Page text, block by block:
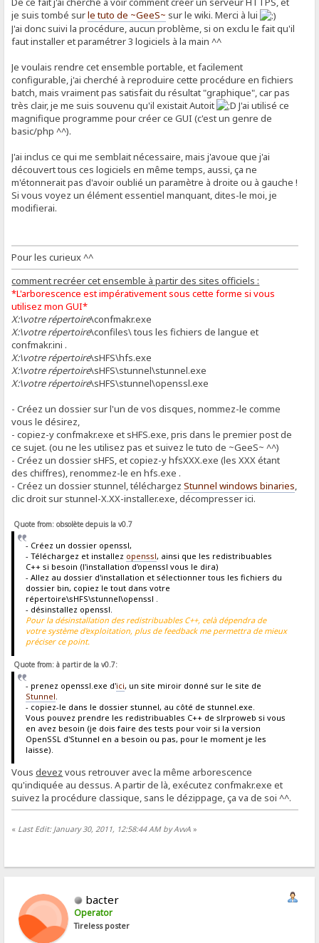
je suis tombé surle tuto de ~GeeS~ sur le wiki. Merci à lui
J'ai donc suivi la procédure, aucun problème, si on exclu le fait qu'il
faut installer et paramétrer 3 logiciels à la main ^^
Je voulais rendre cet ensemble portable, et facilement
configurable, j'ai cherché à reproduire cette procédure en fichiers
batch, mais vraiment pas satisfait du résultat "graphique", car pas
très clair, je me suis souvenu qu'il existait Autoit
J'ai utilisé ce
magnifique programme pour créer ce GUI (c'est un genre de
basic/php ^^).
J'ai inclus ce qui me semblait nécessaire, mais j'avoue que j'ai
découvert tous ces logiciels en même temps, aussi, ça ne
m'étonnerait pas d'avoir oublié un paramètre à droite ou à gauche !
Si vous voyez un élément essentiel manquant, dites-le moi, je
modifierai.
Pour les curieux ^^
comment recréer cet ensemble à partir des sites officiels :
*L'arborescence est impérativement sous cette forme si vous
utilisez mon GUI*
X:\votre répertoire\confmakr.exe
X:\votre répertoire\confiles\ tous les fichiers de langue et
confmakr.ini .
X:\votre répertoire\sHFS\hfs.exe
X:\votre répertoire\sHFS\stunnel\stunnel.exe
X:\votre répertoire\sHFS\stunnel\openssl.exe
- Créez un dossier sur l'un de vos disques, nommez-le comme
vous le désirez,
- copiez-y confmakr.exe et sHFS.exe, pris dans le premier post de
ce sujet. (ou ne les utilisez pas et suivez le tuto de ~GeeS~ ^^)
- Créez un dossier sHFS, et copiez-y hfsXXX.exe (les XXX étant
des chiffres), renommez-le en hfs.exe .
- Créez un dossier stunnel, téléchargezStunnel windows binaries,
clic droit sur stunnel-X.XX-installer.exe, décompresser ici.
Quote from: obsolète depuis la v0.7
- Créez un dossier openssl,
- Téléchargez et installez openssl, ainsi que les redistribuables
C++ si besoin (l'installation d'openssl vous le dira)
- Allez au dossier d'installation et sélectionner tous les fichiers du
dossier bin, copiez le tout dans votre
répertoire\sHFS\stunnel\openssl .
- désinstallez openssl.
Pour la désinstallation des redistribuables C++, celà dépendra de
votre système d'exploitation, plus de feedback me permettra de mieux
préciser ce point.
Quote from: à partir de la v0.7:
- prenez openssl.exe d'ici, un site miroir donné sur le site de
Stunnel.
- copiez-le dans le dossier stunnel, au côté de stunnel.exe.
Vous pouvez prendre les redistribuables C++ de slrproweb si vous
en avez besoin (je dois faire des tests pour voir si la version
OpenSSL d'Stunnel en a besoin ou pas, pour le moment je les
laisse).
Vousdevez vous retrouver avec la même arborescence
qu'indiquée au dessus. A partir de là, exécutez confmakr.exe et
suivez la procédure classique, sans le dézippage, ça va de soi ^^.
« Last Edit: January 30, 2011, 12:58:44 AM by AvvA »
bacter
Operator
Tireless poster